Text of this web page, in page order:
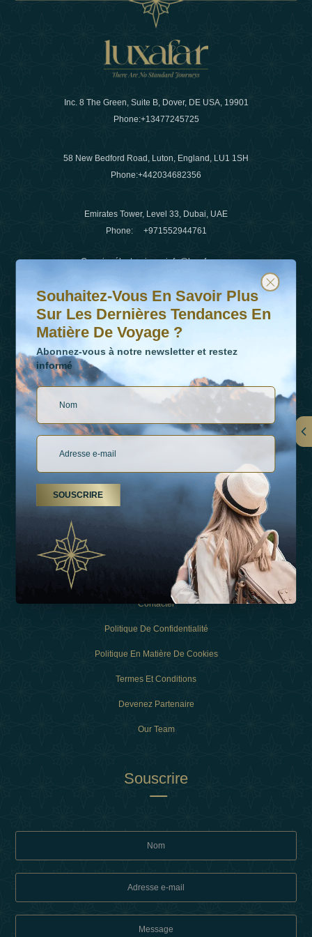
Inc. 8 The Green, Suite B, Dover, DE USA, 19901
Phone:+13477245725
58 New Bedford Road, Luton, England, LU1 1SH
Phone:+442034682356
Emirates Tower, Level 33, Dubai, UAE
Phone: +971552944761
Courrier électronique:info@luxafar.com
WhatsApp N°
+442034682356
+971552944761
LIENS
À Propos De Nous
Types De Vacances
Contacter
Politique De Confidentialité
Politique En Matière De Cookies
Termes Et Conditions
Devenez Partenaire
Our Team
Souscrire
Souhaitez-vous en savoir plus sur les dernières
Abonnez-vous à notre newsletter et restez informé
Souhaitez-Vous En Savoir Plus
Sur Les Dernières Tendances En
Matière De Voyage ?
Abonnez-vous à notre newsletter et restez
informé
SOUSCRIRE